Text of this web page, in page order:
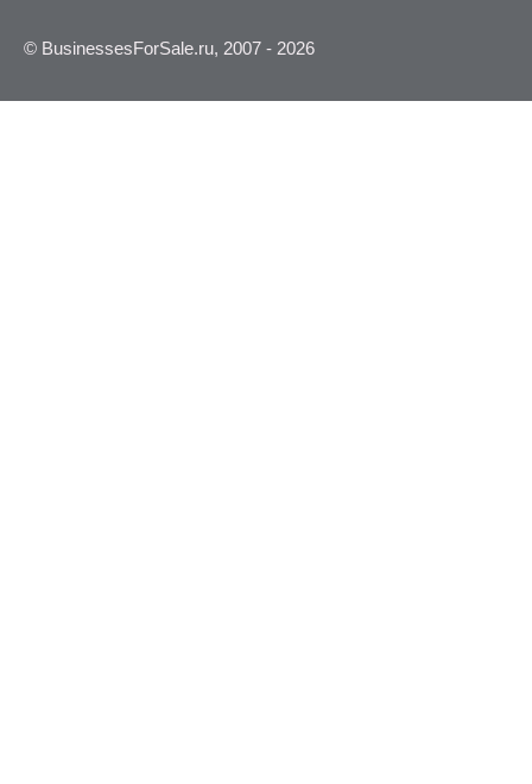
© BusinessesForSale.ru, 2007 - 2026